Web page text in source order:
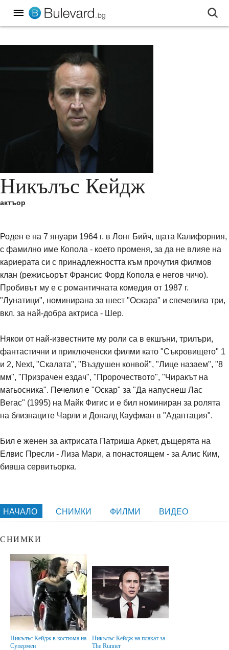
Никълъс Кейдж
актъор
Роден е на 7 януари 1964 г. в Лонг Бийч, щата Калифорния,
с фамилно име Копола - което променя, за да не влияе на
кариерата си с принадлежността към прочутия филмов
клан (режисьорът Франсис Форд Копола е негов чичо).
Пробивът му е с романтичната комедия от 1987 г.
"Лунатици", номинирана за шест "Оскара" и спечелила три,
вкл. за най-добра актриса - Шер.
Някои от най-известните му роли са в екшъни, трилъри,
фантастични и приключенски филми като "Съкровището" 1
и 2, Next, "Скалата", "Въздушен конвой", "Лице назаем", "8
мм", "Призрачен ездач", "Пророчеството", "Чиракът на
магьосника". Печелил е "Оскар" за "Да напуснеш Лас
Вегас" (1995) на Майк Фигис и е бил номиниран за ролята
на близнаците Чарли и Доналд Кауфман в "Адаптация".
Бил е женен за актрисата Патриша Аркет, дъщерята на
Елвис Пресли - Лиза Мари, а понастоящем - за Алис Ким,
бивша сервитьорка.
НАЧАЛО СНИМКИ ФИЛМИ ВИДЕО
СНИМКИ
Никълъс Кейдж в костюма на
Супермен
Никълъс Кейдж на плакат за
The Runner